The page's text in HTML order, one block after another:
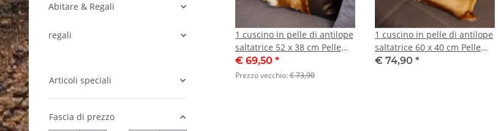
1 cuscino in pelle di antilope
saltatrice 52 x 38 cm Pelle
Africa Antilope Pelle animale
Cuscino per divano incl.
€ 69,50 *
Prezzo vecchio:€ 73,90
1 cuscino in pelle di antilope
saltatrice 60 x 40 cm Pelle
Africa Antilope Pelle animale
€ 74,90 *
Abitare & Regali
regali
Articoli speciali
Fascia di prezzo